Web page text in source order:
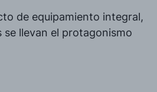
de equipamiento integral,
llevan el protagonismo